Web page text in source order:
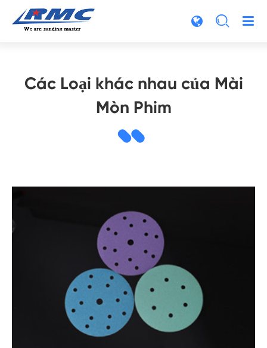

Các Loại khác nhau của Mài
Mòn Phim